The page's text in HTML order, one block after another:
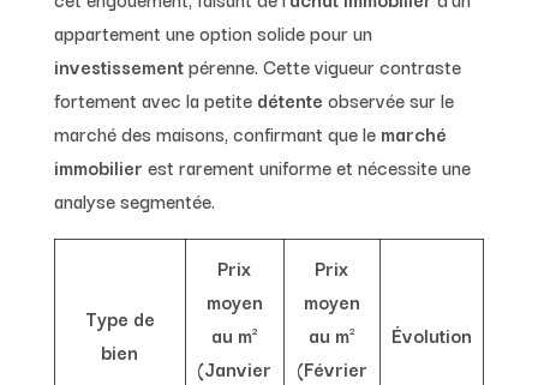
appartement une option solide pour un
investissementpérenne. Cette vigueur contraste
fortement avec la petite détente observée sur le
marché des maisons, confirmant que le marché
immobilier est rarement uniforme et nécessite une
analyse segmentée.
Type de
bien
Prix
moyen
au m²
(Janvier
Prix
moyen
au m²
(Février
Évolution